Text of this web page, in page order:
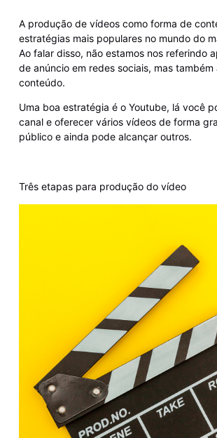
A produção de vídeos como forma de
estratégias mais populares no mundo do
Ao falar disso, não estamos nos referindo
de anúncio em redes sociais, mas
conteúdo.
Uma boa estratégia é o Youtube, lá você
canal e oferecer vários vídeos de forma
público e ainda pode alcançar outros.
Três etapas para produção do vídeo